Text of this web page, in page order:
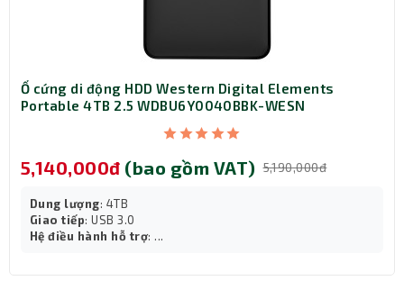
Ổ cứng di động HDD Western Digital Elements
Portable 4TB 2.5 WDBU6Y0040BBK-WESN
5,140,000đ (bao gồm VAT) 5,190,000đ
Dung lượng: 4TB
Giao tiếp: USB 3.0
Hệ điều hành hỗ trợ: ...